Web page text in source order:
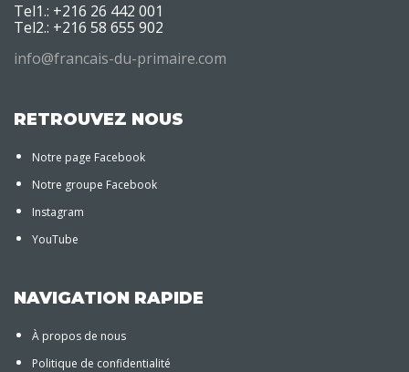
Tel1.: +216 26 442 001
Tel2.: +216 58 655 902
info@francais-du-primaire.com
RETROUVEZ NOUS
Notre page Facebook
Notre groupe Facebook
Instagram
YouTube
NAVIGATION RAPIDE
À propos de nous
Politique de confidentialité